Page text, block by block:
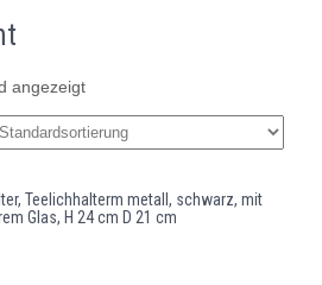
angezeigt
Teelichhalterm metall, schwarz, mit
Glas, H 24 cm D 21 cm